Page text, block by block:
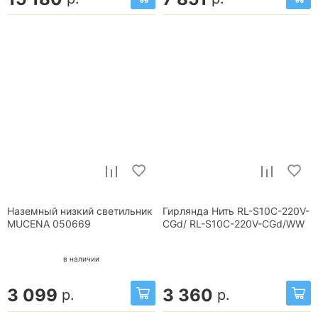
Наземный низкий светильник
MUCENA 050669
в наличии
3 099 р.
Гирлянда Нить RL-S10C-220V-
CGd/ RL-S10C-220V-CGd/WW
3 360 р.